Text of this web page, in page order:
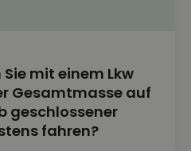
mit einem Lkw
Gesamtmasse auf
geschlossener
fahren?